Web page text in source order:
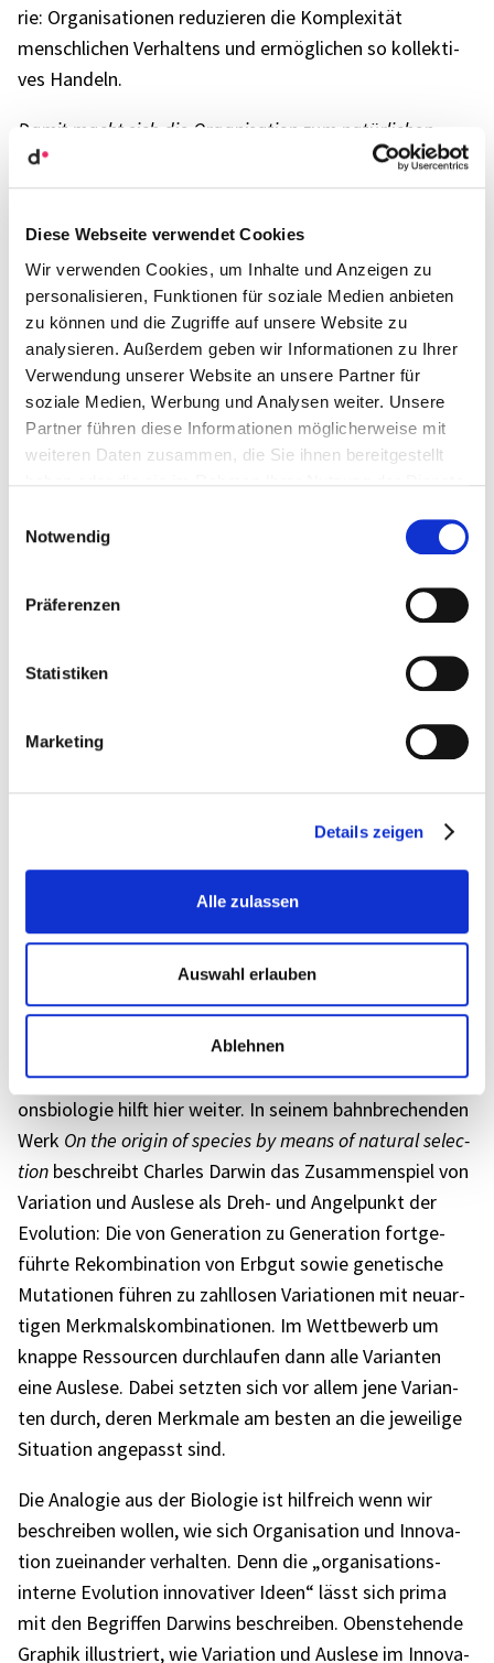
Diese Webseite verwendet Cookies
Wir verwenden Cookies, um Inhalte und Anzeigen zu
personalisieren, Funktionen für soziale Medien anbieten
zu können und die Zugriffe auf unsere Website zu
analysieren. Außerdem geben wir Informationen zu Ihrer
Verwendung unserer Website an unsere Partner für
soziale Medien, Werbung und Analysen weiter. Unsere
Partner führen diese Informationen möglicherweise mit
weiteren Daten zusammen, die Sie ihnen bereitgestellt
Notwendig
Präferenzen
Statistiken
Marketing
Details zeigen
Alle zulassen
Auswahl erlauben
Ablehnen
rie: Orga­ni­sa­tio­nen redu­zie­ren die Komple­xi­tät
mensch­li­chen Verhal­tens und ermög­li­chen so kollek­ti­
ves Handeln.
Damit macht sich die Orga­ni­sa­tion zum natür­li­chen
Feind der Inno­va­tion.
Denn neuar­tige Lösun­gen zu
finden heißt ja gerade, die Wege des Bewähr­ten und
Bekann­ten zu verlas­sen. Inso­fern ist die
Charak­ter:Orga­ni­sa­tion setzt auf Einhal­tung von
Regeln und Routi­nen,Inno­va­tionsetzt auf den
Ausbruch aus der Routine.
Inno­va­tion als Evolu­tion von Ideen
Inno­va­tion als Wech­sel von Varia­tion
und Auslese, Diver­genz und Konver­genz
Wie passt das zusam­men? Ein Ausflug in die Evolu­ti­
ons­bio­lo­gie hilft hier weiter. In seinem bahn­bre­chen­den
Werk On the origin of species by means of natu­ral selec­
tion beschreibt Charles Darwin das Zusam­men­spiel von
Varia­tion und Auslese als Dreh- und Angel­punkt der
Evolu­tion: Die von Gene­ra­tion zu Gene­ra­tion fort­ge­
führte Rekom­bi­na­tion von Erbgut sowie gene­ti­sche
Muta­tio­nen führen zu zahl­lo­sen Varia­tio­nen mit neuar­
ti­gen Merk­mals­kom­bi­na­tio­nen. Im Wett­be­werb um
knappe Ressour­cen durch­lau­fen dann alle Vari­an­ten
eine Auslese. Dabei setz­ten sich vor allem jene Vari­an­
ten durch, deren Merk­male am besten an die jewei­lige
Situa­tion ange­passt sind.
Die Analo­gie aus der Biolo­gie ist hilf­reich wenn wir
beschrei­ben wollen, wie sich Orga­ni­sa­tion und Inno­va­
tion zuein­an­der verhal­ten. Denn die „orga­ni­sa­ti­ons-
interne Evolu­tion inno­va­ti­ver Ideen“ lässt sich prima
mit den Begrif­fen Darwins beschrei­ben. Oben­ste­hende
Graphik illus­triert, wie Varia­tion und Auslese im Inno­va­